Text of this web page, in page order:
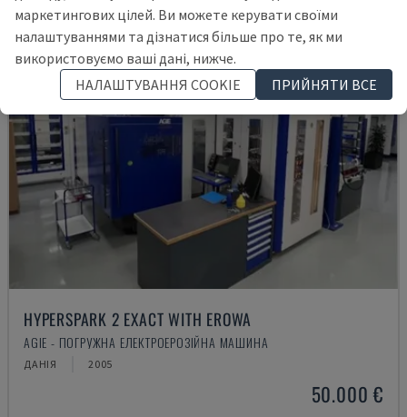
HYPERSPARK 2 EXACT WITH EROWA
AGIE - ПОГРУЖНА ЕЛЕКТРОЕРОЗІЙНА МАШИНА
ДАНІЯ 2005
50.000 €
маркетингових цілей. Ви можете керувати своїми
налаштуваннями та дізнатися більше про те, як ми
використовуємо ваші дані, нижче.
НАЛАШТУВАННЯ COOKIE
ПРИЙНЯТИ ВСЕ